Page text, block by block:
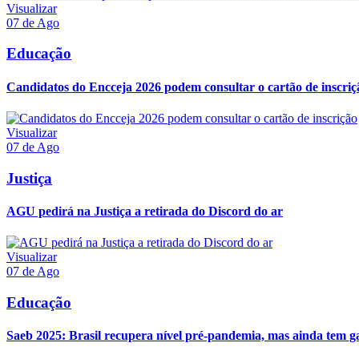
Visualizar
07 de Ago
Educação
Candidatos do Encceja 2026 podem consultar o cartão de
Visualizar
07 de Ago
Justiça
AGU pedirá na Justiça a retirada do Discord do ar
Visualizar
07 de Ago
Educação
Saeb 2025: Brasil recupera nível pré-pandemia, mas ainda tem